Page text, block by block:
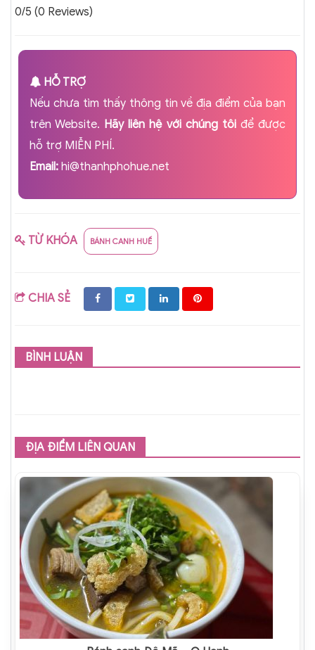
0/5 (0 Reviews)
HỖ TRỢ
Nếu chưa tìm thấy thông tin về địa điểm của bạn
trên Website. Hãy liên hệ với chúng tôiđể được
hỗ trợ MIỄN PHÍ.
Email: hi@thanhphohue.net
TỪ KHÓA BÁNH CANH HUẾ
CHIA SẺ
BÌNH LUẬN
ĐỊA ĐIỂM LIÊN QUAN